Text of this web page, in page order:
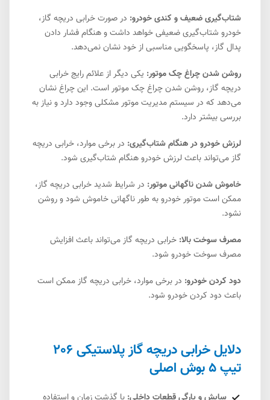
شتاب‌گیری ضعیف و کندی خودرو: در صورت خرابی دریچه گاز،
خودرو شتاب‌گیری ضعیفی خواهد داشت و هنگام فشار دادن
پدال گاز، پاسخگویی مناسبی از خود نشان نمی‌دهد.
روشن شدن چراغ چک موتور: یکی دیگر از علائم رایج خرابی
دریچه گاز، روشن شدن چراغ چک موتور است. این چراغ نشان
می‌دهد که در سیستم مدیریت موتور مشکلی وجود دارد و نیاز به
بررسی بیشتر دارد.
لرزش خودرو در هنگام شتاب‌گیری: در برخی موارد، خرابی دریچه
گاز می‌تواند باعث لرزش خودرو هنگام شتاب‌گیری شود.
خاموش شدن ناگهانی موتور: در شرایط شدید خرابی دریچه گاز،
ممکن است موتور خودرو به طور ناگهانی خاموش شود و روشن
نشود.
مصرف سوخت بالا: خرابی دریچه گاز می‌تواند باعث افزایش
مصرف سوخت خودرو شود.
دود کردن خودرو: در برخی موارد، خرابی دریچه گاز ممکن است
باعث دود کردن خودرو شود.
دلایل خرابی دریچه گاز پلاستیکی 206
تیپ 5 بوش اصلی